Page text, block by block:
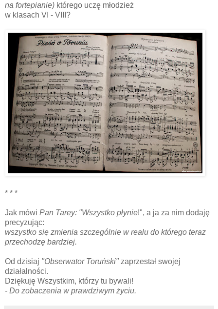
na fortepianie) którego uczę młodzież
w klasach VI - VIII?
* * *
Jak mówi Pan Tarey: "Wszystko płynie!", a ja za nim dodaję
precyzując:
wszystko się zmienia szczególnie w realu do którego teraz
przechodzę bardziej.
Od dzisiaj "Obserwator Toruński" zaprzestał swojej
działalności.
Dziękuję Wszystkim, którzy tu bywali!
- Do zobaczenia w prawdziwym życiu.